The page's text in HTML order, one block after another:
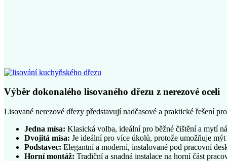
Výběr dokonalého lisovaného dřezu z nerezové oceli
Lisované nerezové dřezy představují nadčasové a praktické řešení
Jedna mísa: Klasická volba, ideální pro běžné čištění a mytí
Dvojitá mísa: Je ideální pro více úkolů, protože umožňuje
Podstavec: Elegantní a moderní, instalované pod pracovní
Horní montáž: Tradiční a snadná instalace na horní část